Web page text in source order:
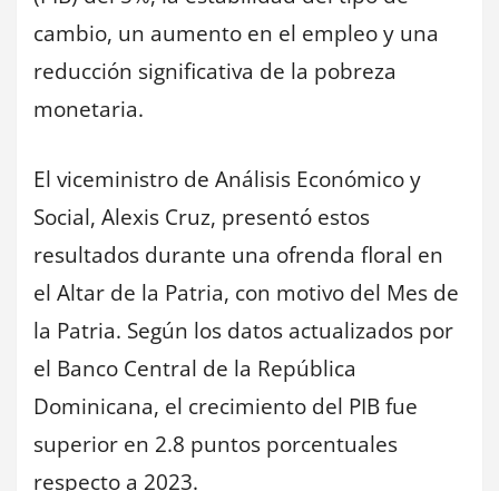
cambio, un aumento en el empleo y una
reducción significativa de la pobreza
monetaria.
El viceministro de Análisis Económico y
Social, Alexis Cruz, presentó estos
resultados durante una ofrenda floral en
el Altar de la Patria, con motivo del Mes de
la Patria. Según los datos actualizados por
el Banco Central de la República
Dominicana, el crecimiento del PIB fue
superior en 2.8 puntos porcentuales
respecto a 2023.